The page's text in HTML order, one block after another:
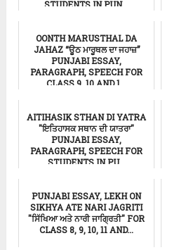
STUDENTS IN PUN...
OONTH MARUSTHAL DA
JAHAZ “ਊਠ ਮਾਰੂਥਲ ਦਾ ਜਹਾਜ਼”
PUNJABI ESSAY,
PARAGRAPH, SPEECH FOR
CLASS 9, 10 AND 1...
AITIHASIK STHAN DI YATRA
"ਇਤਿਹਾਸਕ ਸਥਾਨ ਦੀ ਯਾਤਰਾ"
PUNJABI ESSAY,
PARAGRAPH, SPEECH FOR
STUDENTS IN PU...
PUNJABI ESSAY, LEKH ON
SIKHYA ATE NARI JAGRITI
"ਸਿੱਖਿਆ ਅਤੇ ਨਾਰੀ ਜਾਗ੍ਰਿਤੀ" FOR
CLASS 8, 9, 10, 11 AND...